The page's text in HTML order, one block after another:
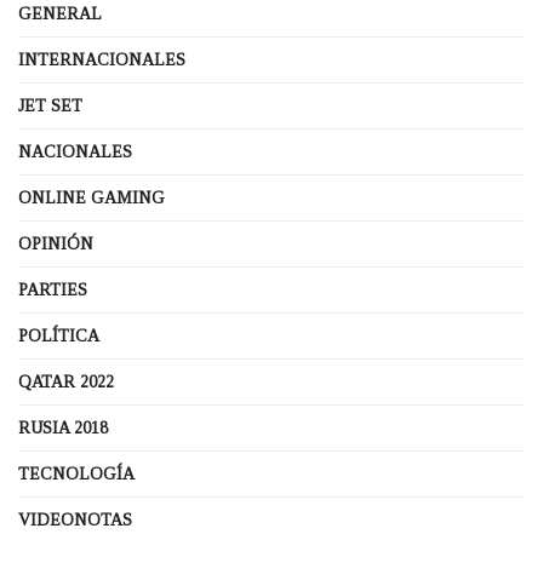
GENERAL
INTERNACIONALES
JET SET
NACIONALES
ONLINE GAMING
OPINIÓN
PARTIES
POLÍTICA
QATAR 2022
RUSIA 2018
TECNOLOGÍA
VIDEONOTAS